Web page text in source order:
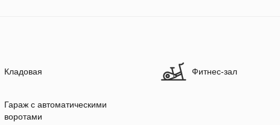
Кладовая Фитнес-зал
Гараж с автоматическими
воротами